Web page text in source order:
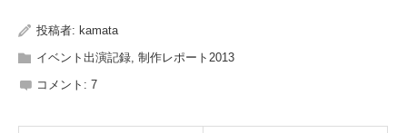
投稿者: kamata
イベント出演記録, 制作レポート2013
コメント: 7